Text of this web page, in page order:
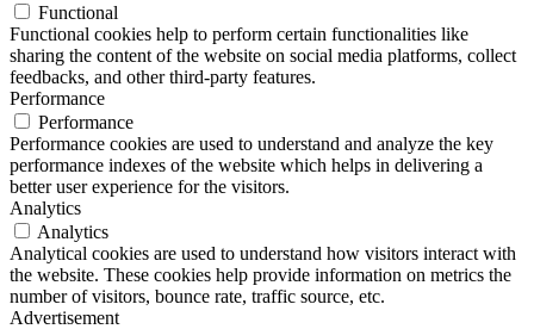
Functional
Functional cookies help to perform certain functionalities like
sharing the content of the website on social media platforms, collect
feedbacks, and other third-party features.
Performance
Performance
Performance cookies are used to understand and analyze the key
performance indexes of the website which helps in delivering a
better user experience for the visitors.
Analytics
Analytics
Analytical cookies are used to understand how visitors interact with
the website. These cookies help provide information on metrics the
number of visitors, bounce rate, traffic source, etc.
Advertisement